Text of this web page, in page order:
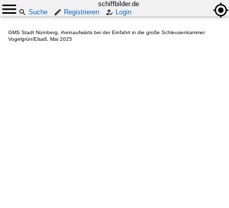
schiffbilder.de
Suche
Registrieren Login
GMS Stadt Nürnberg, rheinaufwärts bei der Einfahrt in die große Schleusenkammer
Vogelgrün/Elsaß, Mai 2025